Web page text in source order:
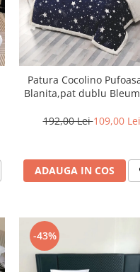
Patura Cocolino
Blanita,pat dublu
192,00 Lei109,00 Lei
ADAUGA IN COS
-43%